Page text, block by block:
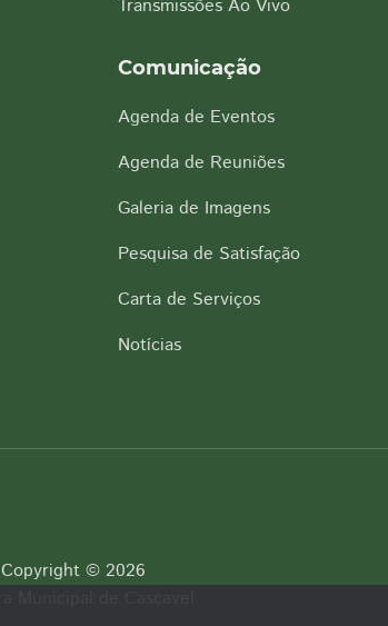
Transmissões Ao Vivo
Comunicação
Agenda de Eventos
Agenda de Reuniões
Galeria de Imagens
Pesquisa de Satisfação
Carta de Serviços
Notícias
Copyright © 2026